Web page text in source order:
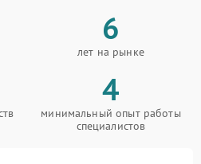
6
лет на рынке
4
минимальный опыт работы
специалистов